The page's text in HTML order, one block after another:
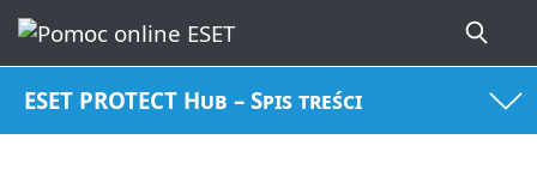
ESET PROTECT Hub – Spis treści